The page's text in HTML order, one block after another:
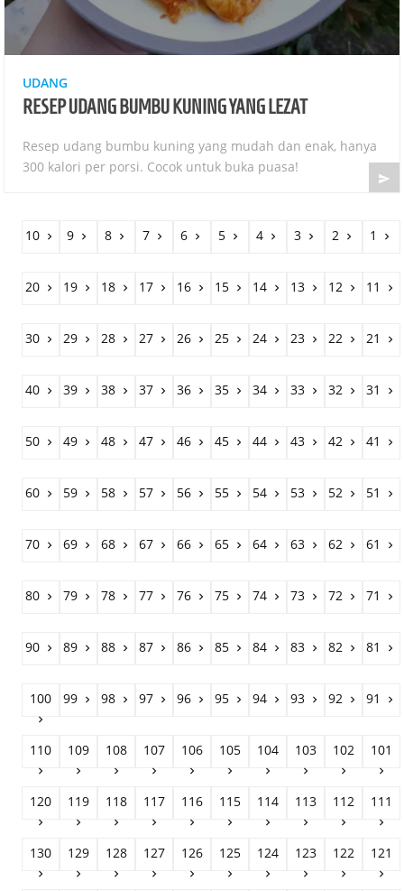
UDANG
RESEP UDANG BUMBU KUNING YANG LEZAT
Resep udang bumbu kuning yang mudah dan enak, hanya
300 kalori per porsi. Cocok untuk buka puasa!

1 
2 
3 
4 
5 
6 
7 
8 
9 
10 
11 
12 
13 
14 
15 
16 
17 
18 
19 
20 
21 
22 
23 
24 
25 
26 
27 
28 
29 
30 
31 
32 
33 
34 
35 
36 
37 
38 
39 
40 
41 
42 
43 
44 
45 
46 
47 
48 
49 
50 
51 
52 
53 
54 
55 
56 
57 
58 
59 
60 
61 
62 
63 
64 
65 
66 
67 
68 
69 
70 
71 
72 
73 
74 
75 
76 
77 
78 
79 
80 
81 
82 
83 
84 
85 
86 
87 
88 
89 
90 
91 
92 
93 
94 
95 
96 
97 
98 
99 
100

101

102

103

104

105

106

107

108

109

110

111

112

113

114

115

116

117

118

119

120

121

122

123

124

125

126

127

128

129

130
